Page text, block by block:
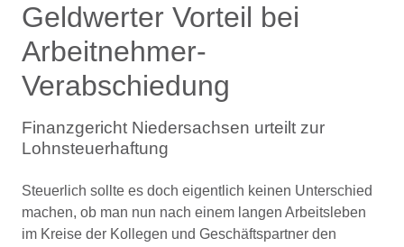
Geldwerter Vorteil bei
Arbeitnehmer-
Verabschiedung
Finanzgericht Niedersachsen urteilt zur
Lohnsteuerhaftung
Steuerlich sollte es doch eigentlich keinen Unterschied
machen, ob man nun nach einem langen Arbeitsleben
im Kreise der Kollegen und Geschäftspartner den